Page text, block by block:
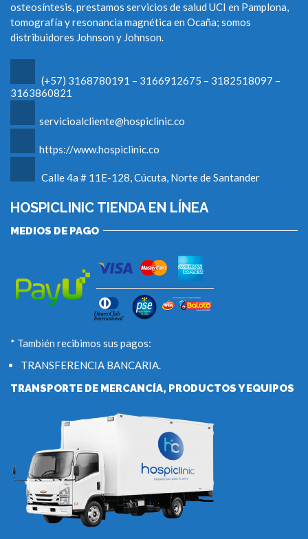
osteosíntesis, prestamos servicios de salud UCI en Pamplona,
tomografía y resonancia magnética en Ocaña; somos
distribuidores Johnson y Johnson.
(+57) 3168780191 – 3166912675 – 3182518097 –
3163860821
servicioalcliente@hospiclinic.co
https://www.hospiclinic.co
Calle 4a # 11E-128, Cúcuta, Norte de Santander
HOSPICLINIC TIENDA EN LÍNEA
MEDIOS DE PAGO
* También recibimos sus pagos:
TRANSFERENCIA BANCARIA.
TRANSPORTE DE MERCANCÍA, PRODUCTOS Y EQUIPOS